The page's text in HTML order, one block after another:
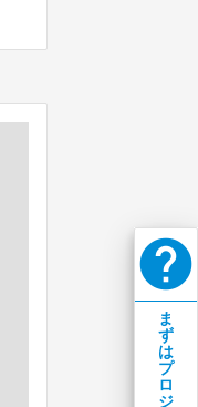
help
ま
ず
は
プ
ロ
ジ